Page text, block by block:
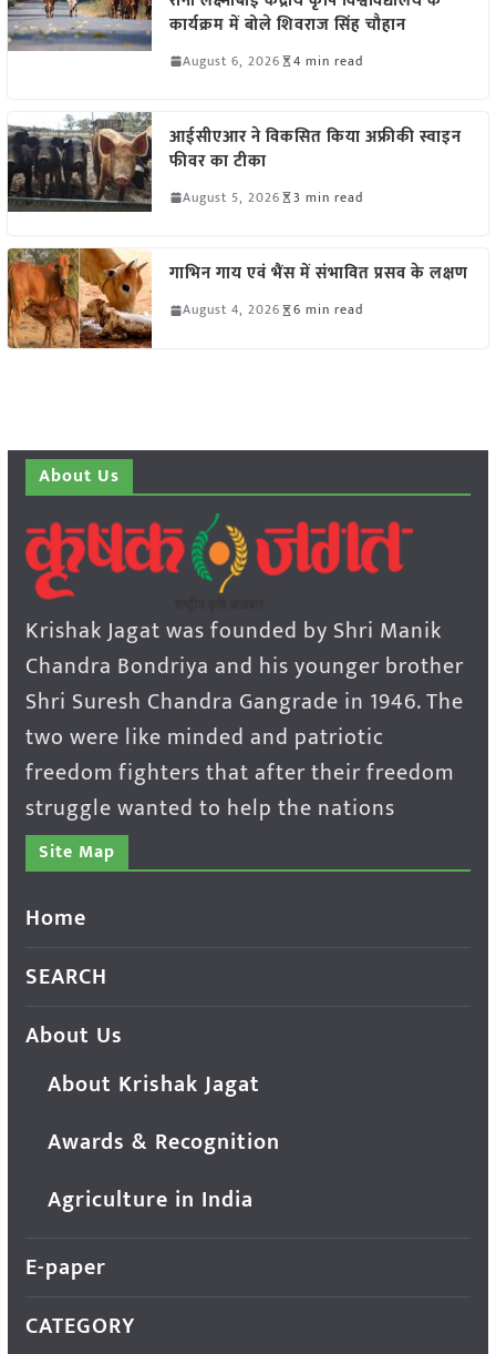
कार्यक्रम में बोले शिवराज सिंह चौहान
August 6, 2026 4 min read
आईसीएआर ने विकसित किया अफ्रीकी स्वाइन
फीवर का टीका
August 5, 2026 3 min read
गाभिन गाय एवं भैंस में संभावित प्रसव के लक्षण
August 4, 2026 6 min read
About Us
Krishak Jagat was founded by Shri Manik
Chandra Bondriya and his younger brother
Shri Suresh Chandra Gangrade in 1946. The
two were like minded and patriotic
freedom fighters that after their freedom
struggle wanted to help the nations
Site Map
Home
SEARCH
About Us
About Krishak Jagat
Awards & Recognition
Agriculture in India
E-paper
CATEGORY